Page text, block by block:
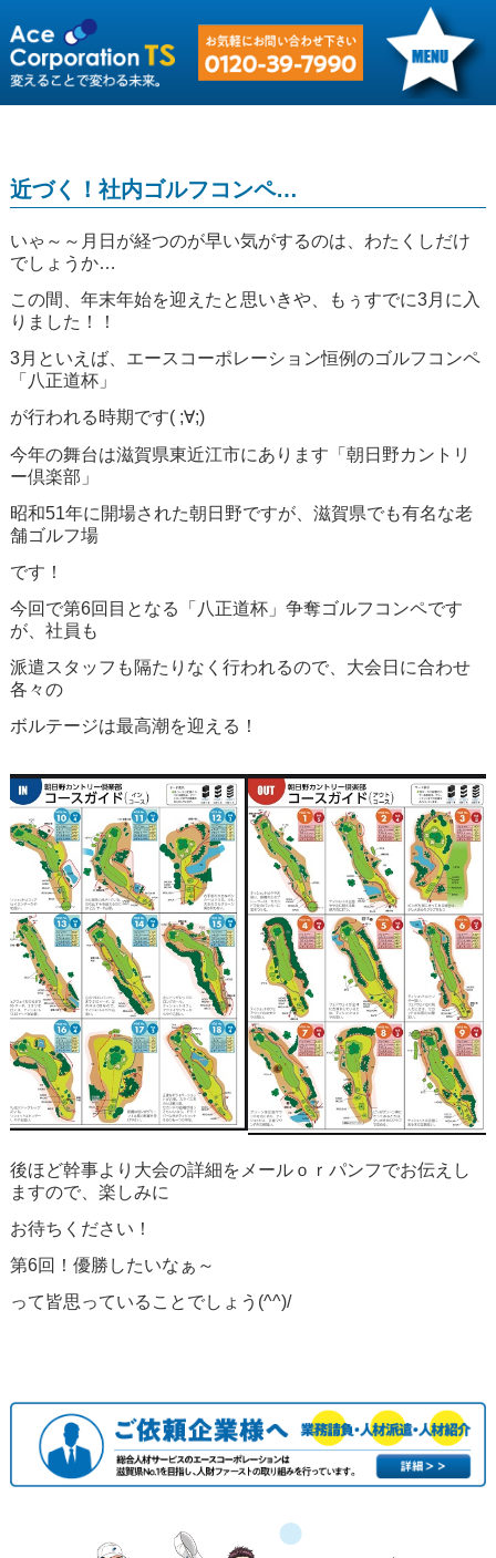
近づく！社内ゴルフコンペ…
いゃ～～月日が経つのが早い気がするのは、わたくしだけ
でしょうか…
この間、年末年始を迎えたと思いきや、もぅすでに3月に入
りました！！
3月といえば、エースコーポレーション恒例のゴルフコンペ
「八正道杯」
が行われる時期です( ;∀;)
今年の舞台は滋賀県東近江市にあります「朝日野カントリ
ー倶楽部」
昭和51年に開場された朝日野ですが、滋賀県でも有名な老
舗ゴルフ場
です！
今回で第6回目となる「八正道杯」争奪ゴルフコンペです
が、社員も
派遣スタッフも隔たりなく行われるので、大会日に合わせ
各々の
ボルテージは最高潮を迎える！
後ほど幹事より大会の詳細をメールｏｒパンフでお伝えし
ますので、楽しみに
お待ちください！
第6回！優勝したいなぁ～
って皆思っていることでしょう(^^)/